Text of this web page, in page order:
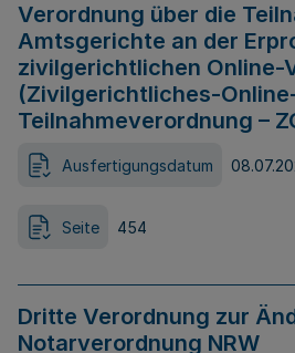
Verordnung über die
Amtsgerichte an der
zivilgerichtlichen Online-
(Zivilgerichtliches-
Teilnahmeverordnung –
Ausfertigungsdatum
Seite 454
Dritte Verordnung zur
Notarverordnung NRW